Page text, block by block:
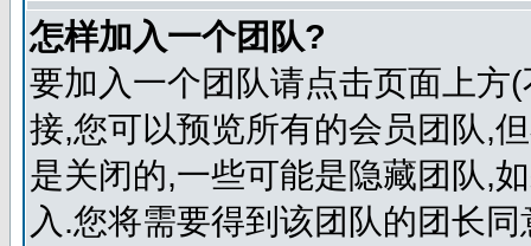
怎样加入一个团队?
要加入一个团队请点击页面上方
接,您可以预览所有的会员团队,
是关闭的,一些可能是隐藏团队,
入.您将需要得到该团队的团长